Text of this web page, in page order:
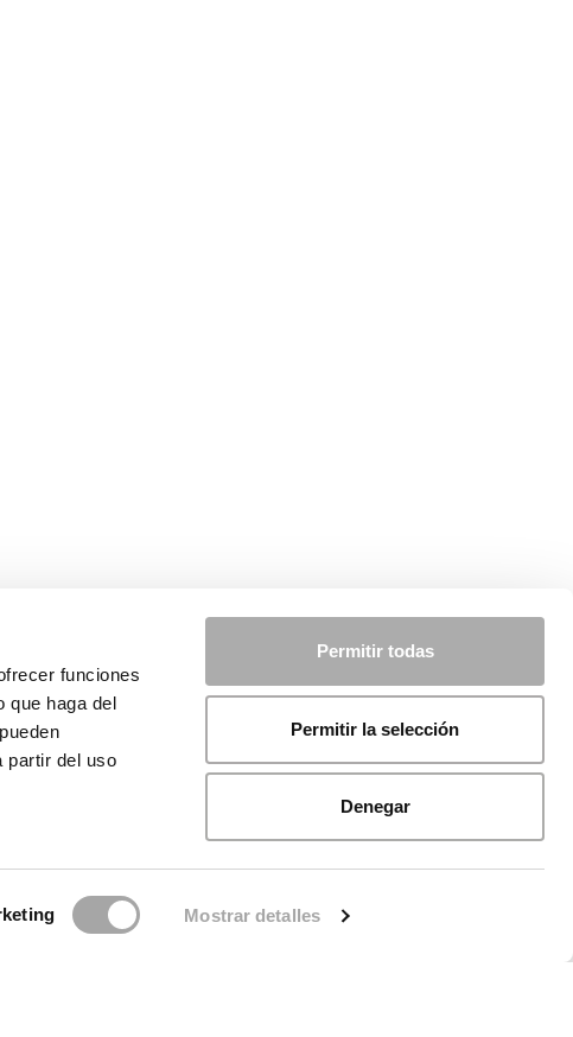
funciones
que haga del
partir del uso
Mostrar detalles
Permitir todas
Permitir la selección
Denegar
de Cookies